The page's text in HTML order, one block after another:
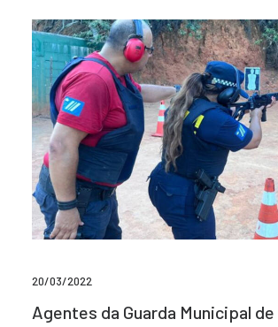
20/03/2022
Agentes da Guarda Municipal